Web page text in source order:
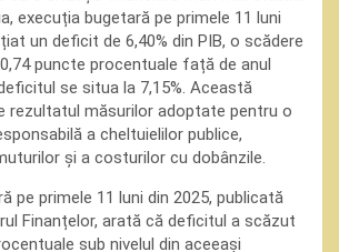
execuția bugetară pe primele 11 luni
un deficit de 6,40% din PIB, o scădere
puncte procentuale față de anul
se situa la 7,15%. Această
rezultatul măsurilor adoptate pentru o
a cheltuielilor publice,
și a costurilor cu dobânzile.
pe primele 11 luni din 2025, publicată
Finanțelor, arată că deficitul a scăzut
sub nivelul din aceeași